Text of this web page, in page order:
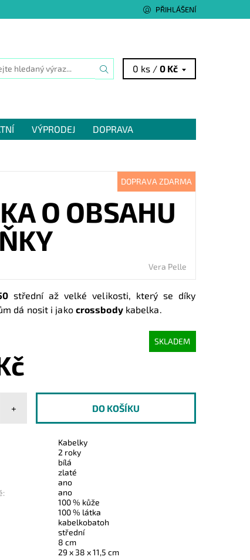
PŘIHLÁŠENÍ
0 ks /0 Kč
VÝPRODEJ
DOPRAVA
DOPRAVA ZDARMA
O OBSAHU
Vera Pelle
střední až velké velikosti, který se díky
dá nosit i jako crossbodykabelka.
SKLADEM
+
Kabelky
2 roky
bílá
zlaté
ano
ano
100 % kůže
100 % látka
kabelkobatoh
střední
8 cm
29 x 38 x 11,5 cm